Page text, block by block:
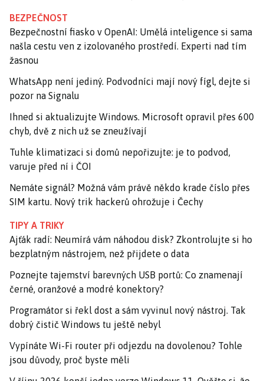
BEZPEČNOST
Bezpečnostní fiasko v OpenAI: Umělá inteligence si sama
našla cestu ven z izolovaného prostředí. Experti nad tím
žasnou
WhatsApp není jediný. Podvodníci mají nový fígl, dejte si
pozor na Signalu
Ihned si aktualizujte Windows. Microsoft opravil přes 600
chyb, dvě z nich už se zneužívají
Tuhle klimatizaci si domů nepořizujte: je to podvod,
varuje před ní i ČOI
Nemáte signál? Možná vám právě někdo krade číslo přes
SIM kartu. Nový trik hackerů ohrožuje i Čechy
TIPY A TRIKY
Ajťák radí: Neumírá vám náhodou disk? Zkontrolujte si ho
bezplatným nástrojem, než přijdete o data
Poznejte tajemství barevných USB portů: Co znamenají
černé, oranžové a modré konektory?
Programátor si řekl dost a sám vyvinul nový nástroj. Tak
dobrý čistič Windows tu ještě nebyl
Vypínáte Wi-Fi router při odjezdu na dovolenou? Tohle
jsou důvody, proč byste měli